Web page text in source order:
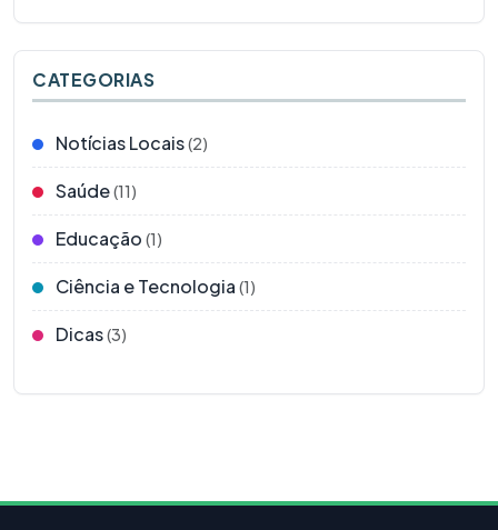
CATEGORIAS
Notícias Locais(2)
Saúde(11)
Educação (1)
Ciência e Tecnologia (1)
Dicas(3)